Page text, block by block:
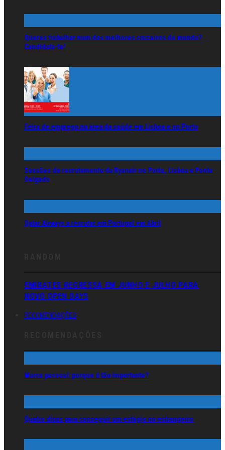
Queres trabalhar num dos melhores cruzeiros do mundo?
Candidata-te!
Feira de emprego na área da saúde em Lisboa e no Porto
Sessões de recrutamento da Ryanair no Porto, Lisboa e Ponta
Delgada
Qatar Airways a recrutar em Portugal em Abril
EMIRATES REGRESSA EM JUNHO E JULHO PARA
NOVO OPEN DAYS
RECOMENDAÇÕES
Marca pessoal: porque é tão importante?
Quatro dicas para conseguir um estágio no estrangeiro